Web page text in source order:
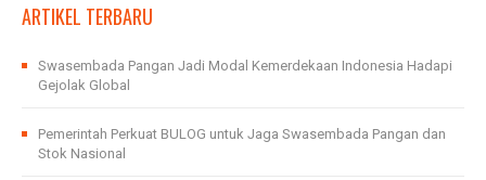
ARTIKEL TERBARU
Swasembada Pangan Jadi Modal Kemerdekaan Indonesia Hadapi
Gejolak Global
Pemerintah Perkuat BULOG untuk Jaga Swasembada Pangan dan
Stok Nasional